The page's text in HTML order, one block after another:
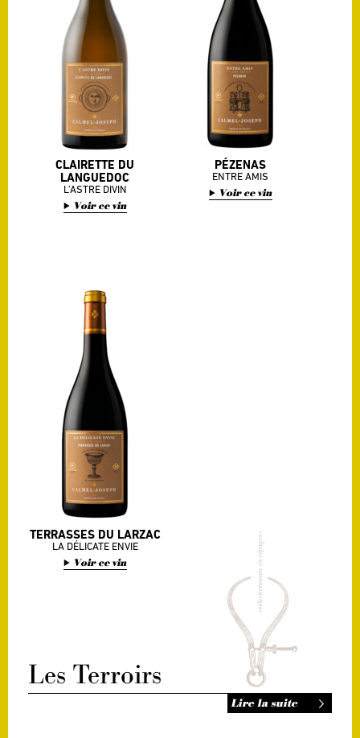
CLAIRETTE DU
LANGUEDOC
L’ASTRE DIVIN
Voir ce vin
PÉZENAS
ENTRE AMIS
Voir ce vin
TERRASSES DU LARZAC
LA DÉLICATE ENVIE
Voir ce vin
Les Terroirs
Lire la suite